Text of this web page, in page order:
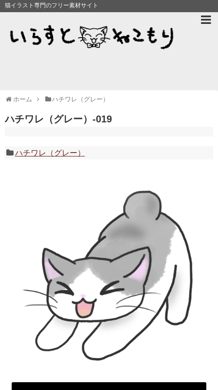
猫イラスト専門のフリー素材サイト
ホーム ハチワレ（グレー）
ハチワレ（グレー）-019
ハチワレ（グレー）